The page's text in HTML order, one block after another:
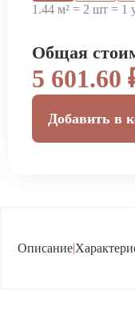
1.44 м² = 2 шт = 1
Общая
5 601.60
Добавить в
Описание|